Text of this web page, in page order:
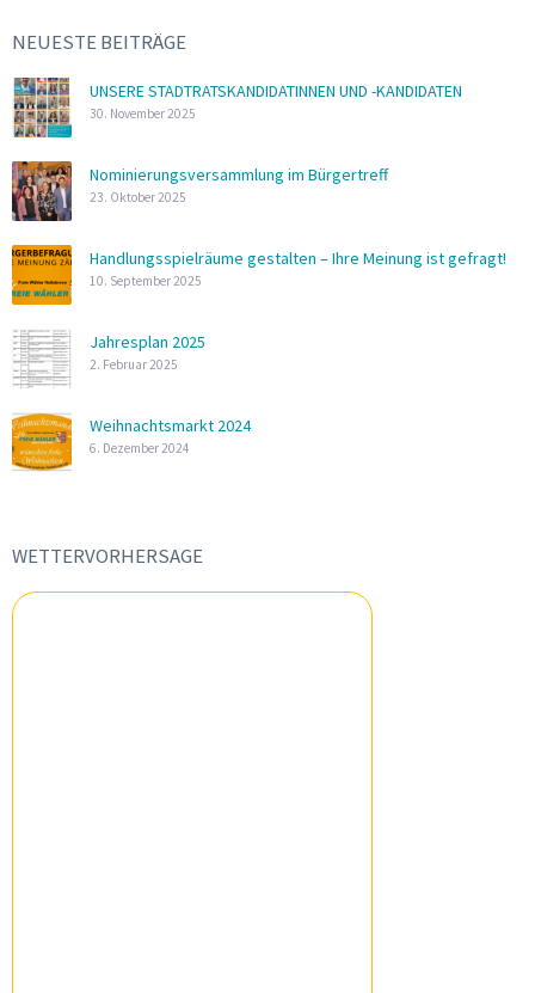
NEUESTE BEITRÄGE
UNSERE STADTRATSKANDIDATINNEN UND -KANDIDATEN
30. November 2025
Nominierungsversammlung im Bürgertreff
23. Oktober 2025
Handlungsspielräume gestalten – Ihre Meinung ist gefragt!
10. September 2025
Jahresplan 2025
2. Februar 2025
Weihnachtsmarkt 2024
6. Dezember 2024
WETTERVORHERSAGE